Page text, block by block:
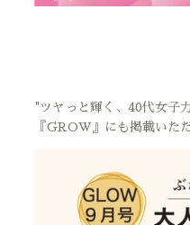
"ツヤっと輝く、40代女子
『GROW』にも掲載いた